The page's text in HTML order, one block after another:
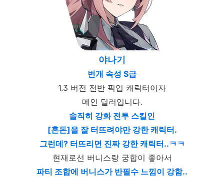
야나기
번개 속성 S급
1.3 버전 전반 픽업 캐릭터이자
메인 딜러입니다.
솔직히 강화 전투 스킬인
[혼돈]을 잘 터뜨려야만 강한 캐릭터.
그런데? 터뜨리면 진짜 강한 캐릭터..ㅋㅋ
현재로선 버니스랑 궁합이 좋아서
파티 조합에 버니스가 반필수 느낌이 강함..